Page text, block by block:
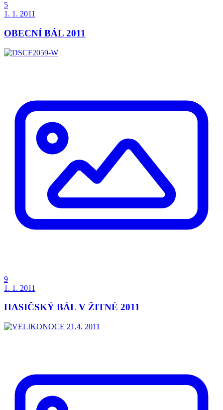
5
1. 1. 2011
OBECNÍ BÁL 2011
9
1. 1. 2011
HASIČSKÝ BÁL V ŽITNÉ 2011